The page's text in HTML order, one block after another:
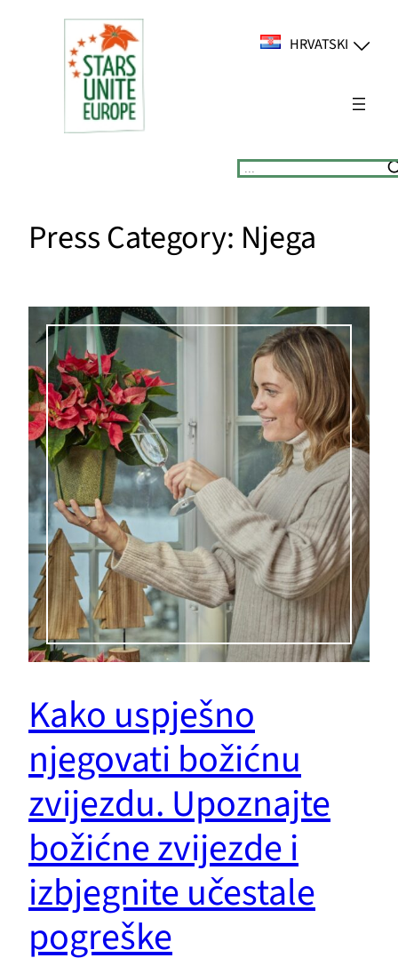
HRVATSKI
Suchen
Press Category: Njega
Kako uspješno
njegovati božićnu
zvijezdu. Upoznajte
božićne zvijezde i
izbjegnite učestale
pogreške